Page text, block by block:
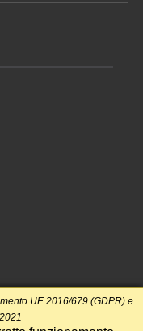
UE 2016/679 (GDPR) e